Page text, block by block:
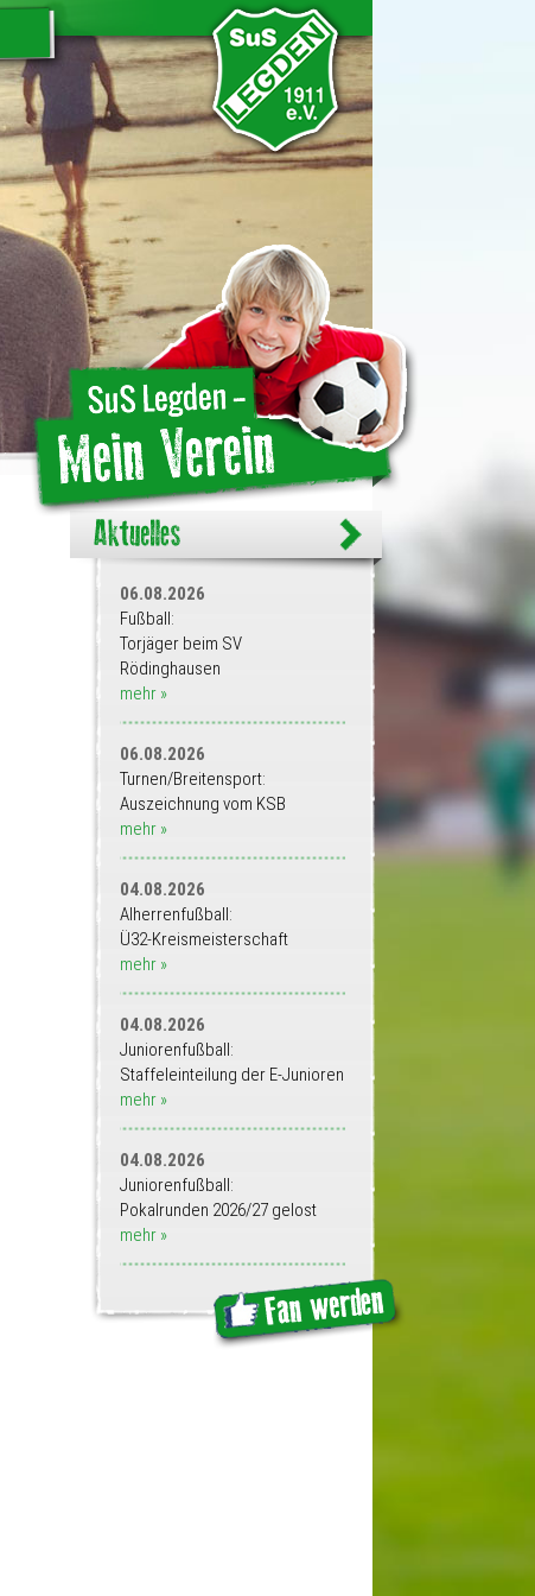
06.08.2026
Fußball:
Torjäger beim SV
Rödinghausen
mehr »
06.08.2026
Turnen/Breitensport:
Auszeichnung vom KSB
mehr »
04.08.2026
Alherrenfußball:
Ü32-Kreismeisterschaft
mehr »
04.08.2026
Juniorenfußball:
Staffeleinteilung der E-Junioren
mehr »
04.08.2026
Juniorenfußball:
Pokalrunden 2026/27 gelost
mehr »